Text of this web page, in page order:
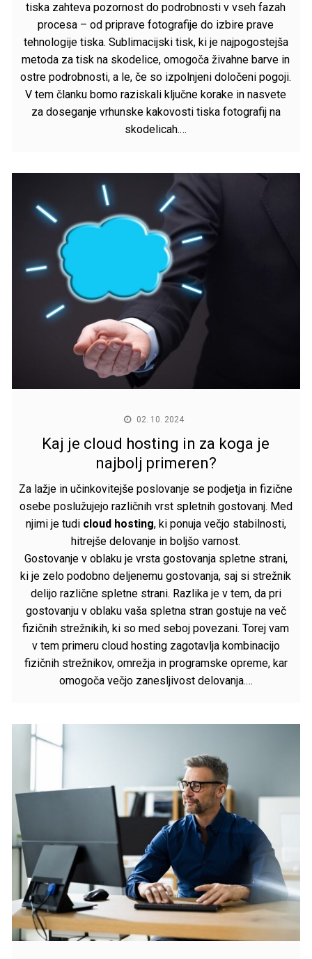
tiska zahteva pozornost do podrobnosti v vseh fazah
procesa – od priprave fotografije do izbire prave
tehnologije tiska. Sublimacijski tisk, ki je najpogostejša
metoda za tisk na skodelice, omogoča živahne barve in
ostre podrobnosti, a le, če so izpolnjeni določeni pogoji.
V tem članku bomo raziskali ključne korake in nasvete
za doseganje vrhunske kakovosti tiska fotografij na
skodelicah.…
02. 10. 2024
Kaj je cloud hosting in za koga je
najbolj primeren?
Za lažje in učinkovitejše poslovanje se podjetja in fizične
osebe poslužujejo različnih vrst spletnih gostovanj. Med
njimi je tudi cloud hosting, ki ponuja večjo stabilnosti,
hitrejše delovanje in boljšo varnost.
Gostovanje v oblakuje vrsta gostovanja spletne strani,
ki je zelo podobno deljenemu gostovanja, saj si strežnik
delijo različne spletne strani. Razlika je v tem, da pri
gostovanju v oblaku vaša spletna stran gostuje na več
fizičnih strežnikih, ki so med seboj povezani. Torej vam
v tem primeru cloud hosting zagotavlja kombinacijo
fizičnih strežnikov, omrežja in programske opreme, kar
omogoča večjo zanesljivost delovanja.…